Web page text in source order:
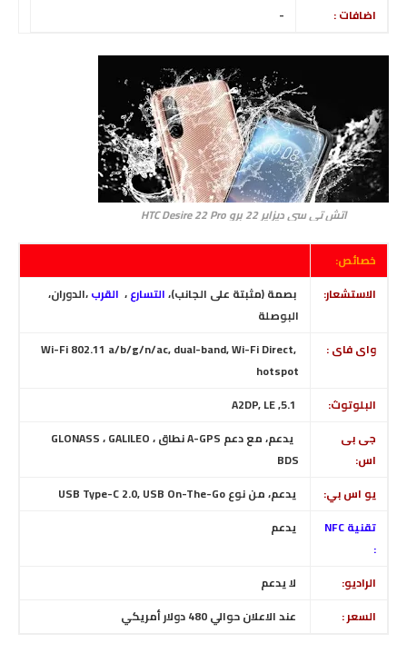
اضافات :
-
اتش تي سي ديزاير 22 برو HTC Desire 22 Pro
خصائص:
الاستشعار:
بصمة (مثبتة على الجانب)،التسارع، القرب،الدوران،
البوصلة
واى فاى :
Wi-Fi 802.11 a/b/g/n/ac, dual-band, Wi-Fi Direct,
hotspot
البلوتوث:
5.1, A2DP, LE
جى بى
اس:
يدعم، مع دعم A-GPS نطاق GLONASS ، GALILEO ،
BDS
يو اس بي:
يدعم، من نوع USB Type-C 2.0, USB On-The-Go
تقنية NFC
:
يدعم
الراديو:
لا يدعم
السعر :
عند الاعلان حوالي 480 دولار أمريكي